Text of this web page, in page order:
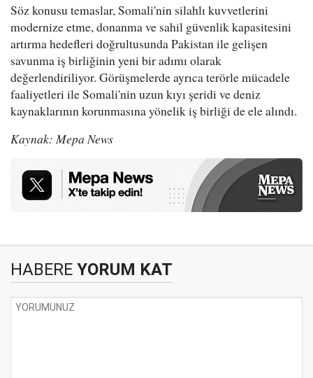
Söz konusu temaslar, Somali'nin silahlı kuvvetlerini
modernize etme, donanma ve sahil güvenlik kapasitesini
artırma hedefleri doğrultusunda Pakistan ile gelişen
savunma iş birliğinin yeni bir adımı olarak
değerlendiriliyor. Görüşmelerde ayrıca terörle mücadele
faaliyetleri ile Somali'nin uzun kıyı şeridi ve deniz
kaynaklarının korunmasına yönelik iş birliği de ele alındı.
Kaynak: Mepa News
HABERE YORUM KAT